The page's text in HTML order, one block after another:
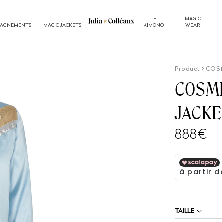
MAGIC JACKETS
LE
KIMONO
MAGIC
WEAR
Product >
Prix
888€
TAILLE